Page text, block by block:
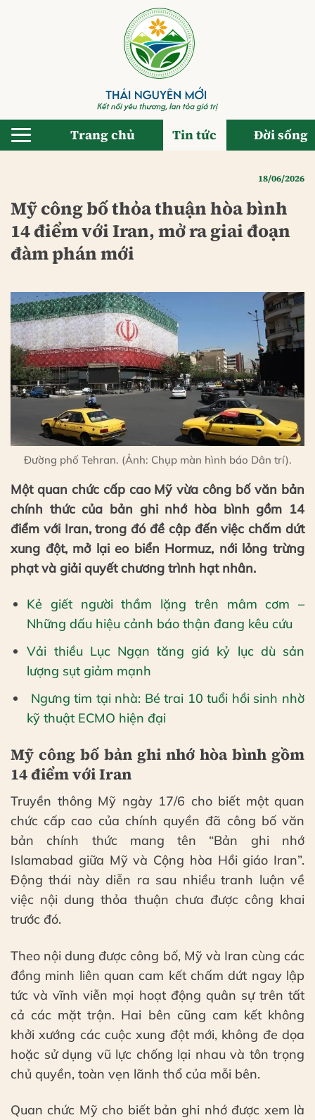
Trang chủ Tin tức Đời sống
18/06/2026
Mỹ công bố thỏa thuận hòa bình
14 điểm với Iran, mở ra giai đoạn
đàm phán mới
Đường phố Tehran. (Ảnh: Chụp màn hình báo Dân trí).
Một quan chức cấp cao Mỹ vừa công bố văn bản
chính thức của bản ghi nhớ hòa bình gồm 14
điểm với Iran, trong đó đề cập đến việc chấm dứt
xung đột, mở lại eo biển Hormuz, nới lỏng trừng
phạt và giải quyết chương trình hạt nhân.
Kẻ giết người thầm lặng trên mâm cơm –
Những dấu hiệu cảnh báo thận đang kêu cứu
Vải thiều Lục Ngạn tăng giá kỷ lục dù sản
lượng sụt giảm mạnh
Ngưng tim tại nhà: Bé trai 10 tuổi hồi sinh nhờ
kỹ thuật ECMO hiện đại
Mỹ công bố bản ghi nhớ hòa bình gồm
14 điểm với Iran
Truyền thông Mỹ ngày 17/6 cho biết một quan
chức cấp cao của chính quyền đã công bố văn
bản chính thức mang tên “Bản ghi nhớ
Islamabad giữa Mỹ và Cộng hòa Hồi giáo Iran”.
Động thái này diễn ra sau nhiều tranh luận về
việc nội dung thỏa thuận chưa được công khai
trước đó.
Theo nội dung được công bố, Mỹ và Iran cùng các
đồng minh liên quan cam kết chấm dứt ngay lập
tức và vĩnh viễn mọi hoạt động quân sự trên tất
cả các mặt trận. Hai bên cũng cam kết không
khởi xướng các cuộc xung đột mới, không đe dọa
hoặc sử dụng vũ lực chống lại nhau và tôn trọng
chủ quyền, toàn vẹn lãnh thổ của mỗi bên.
Quan chức Mỹ cho biết bản ghi nhớ được xem là